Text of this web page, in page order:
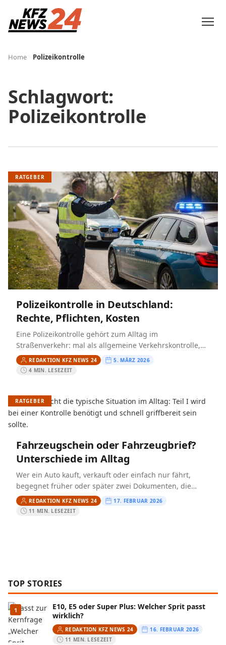
Home Polizeikontrolle
Schlagwort:
Polizeikontrolle
RATGEBER
Polizeikontrolle in Deutschland:
Rechte, Pflichten, Kosten
Eine Polizeikontrolle gehört zum Alltag im
Straßenverkehr: mal als allgemeine Verkehrskontrolle,
mal im Rahmen einer Schwerpunktaktion. Viele
Privatpersonen sind unsicher, was sie in diesem
REDAKTION KFZ NEWS 24
5. MÄRZ 2026
4 MIN. LESEZEIT
RATGEBER
Fahrzeugschein oder Fahrzeugbrief?
Unterschiede im Alltag
Wer ein Auto kauft, verkauft oder einfach nur fährt,
begegnet früher oder später zwei Dokumenten, die
leicht verwechselt werden: dem Fahrzeugschein und
dem Fahrzeugbrief. Beide…
REDAKTION KFZ NEWS 24
17. FEBRUAR 2026
11 MIN. LESEZEIT
TOP STORIES
1
E10, E5 oder Super Plus: Welcher Sprit passt
wirklich?
REDAKTION KFZ NEWS 24
16. FEBRUAR 2026
11 MIN. LESEZEIT